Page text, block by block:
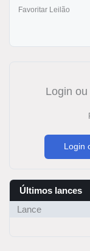
Favoritar Leilão
Login
Login
Últimos lances
Lance